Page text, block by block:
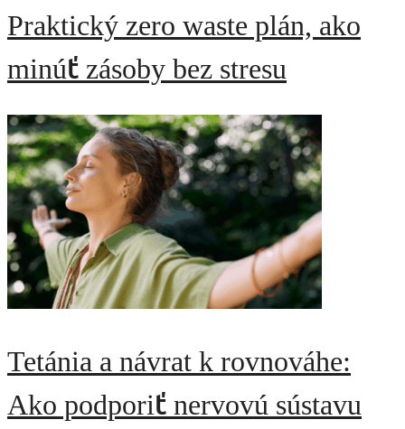
Praktický zero waste plán, ako
minúť zásoby bez stresu
Tetánia a návrat k rovnováhe:
Ako podporiť nervovú sústavu